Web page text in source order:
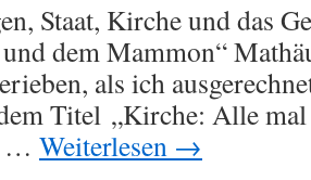
Staat, Kirche und das
dem Mammon“
als ich
Titel „Kirche: Alle mal
… Weiterlesen →